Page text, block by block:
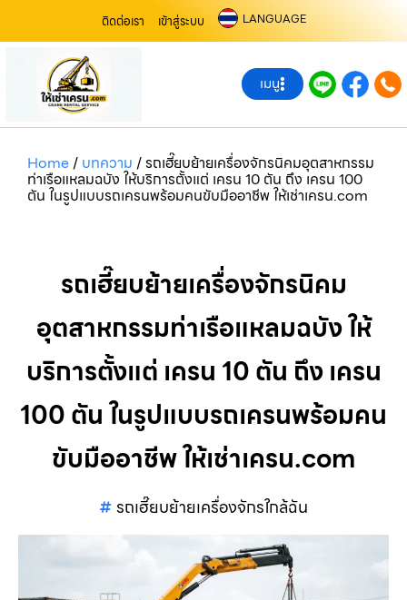
ติดต่อเรา เข้าสู่ระบบ LANGUAGE
เมนู
Home/ บทความ /รถเฮี๊ยบย้ายเครื่องจักรนิคมอุตสาหกรรม
ท่าเรือแหลมฉบัง ให้บริการตั้งแต่ เครน 10 ตัน ถึง เครน 100
ตัน ในรูปแบบรถเครนพร้อมคนขับมืออาชีพ ให้เช่าเครน.com
รถเฮี๊ยบย้ายเครื่องจักรนิคม
อุตสาหกรรมท่าเรือแหลมฉบัง ให้
บริการตั้งแต่ เครน 10 ตัน ถึง เครน
100 ตัน ในรูปแบบรถเครนพร้อมคน
ขับมืออาชีพ ให้เช่าเครน.com
รถเฮี๊ยบย้ายเครื่องจักรใกล้ฉัน